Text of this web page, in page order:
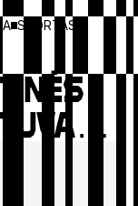
SPORTAS
–